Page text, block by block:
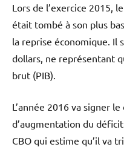
Lors de l’exercice 2015,
était tombé à son plus
la reprise économique. Il
dollars, ne représentant
brut (PIB).
L’année 2016 va signer
d’augmentation du
CBO qui estime qu’il va